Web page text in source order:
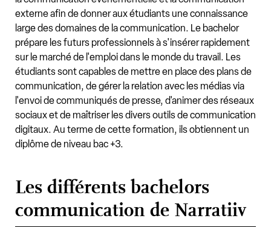
externe afin de donner aux étudiants une connaissance
large des domaines de la communication. Le bachelor
prépare les futurs professionnels à s'insérer rapidement
sur le marché de l'emploi dans le monde du travail. Les
étudiants sont capables de mettre en place des plans de
communication, de gérer la relation avec les médias via
l'envoi de communiqués de presse, d'animer des réseaux
sociaux et de maîtriser les divers outils de communication
digitaux. Au terme de cette formation, ils obtiennent un
diplôme de niveau bac +3.
Les différents bachelors
communication de Narratiiv